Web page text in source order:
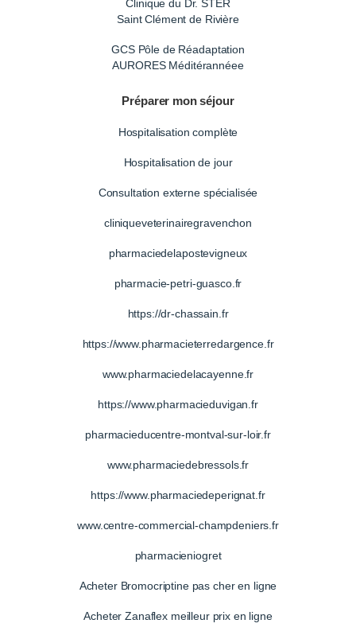
Clinique du Dr. STER
Saint Clément de Rivière
GCS Pôle de Réadaptation
AURORES Méditérannéee
Préparer mon séjour
Hospitalisation complète
Hospitalisation de jour
Consultation externe spécialisée
cliniqueveterinairegravenchon
pharmaciedelapostevigneux
pharmacie-petri-guasco.fr
https://dr-chassain.fr
https://www.pharmacieterredargence.fr
www.pharmaciedelacayenne.fr
https://www.pharmacieduvigan.fr
pharmacieducentre-montval-sur-loir.fr
www.pharmaciedebressols.fr
https://www.pharmaciedeperignat.fr
www.centre-commercial-champdeniers.fr
pharmacieniogret
Acheter Bromocriptine pas cher en ligne
Acheter Zanaflex meilleur prix en ligne